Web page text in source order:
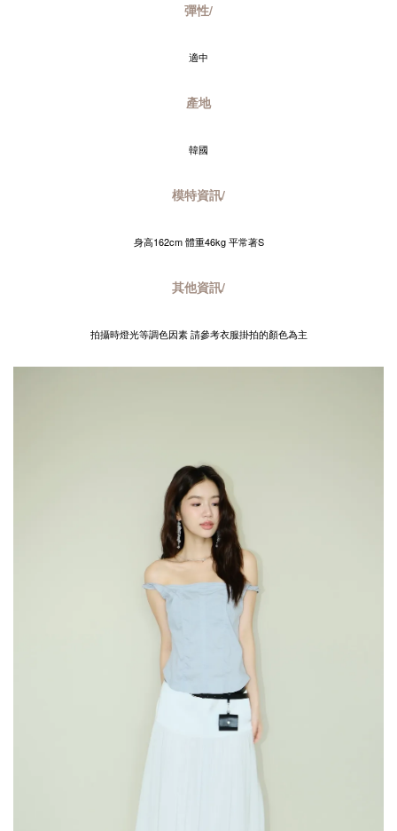
彈性/
適中
產地
韓國
模特資訊/
身高162cm 體重46kg 平常著S
其他資訊/
拍攝時燈光等調色因素 請參考衣服掛拍的顏色為主